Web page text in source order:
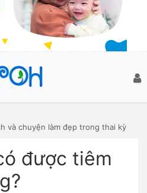
và chuyện làm đẹp trong thai kỳ
được tiêm